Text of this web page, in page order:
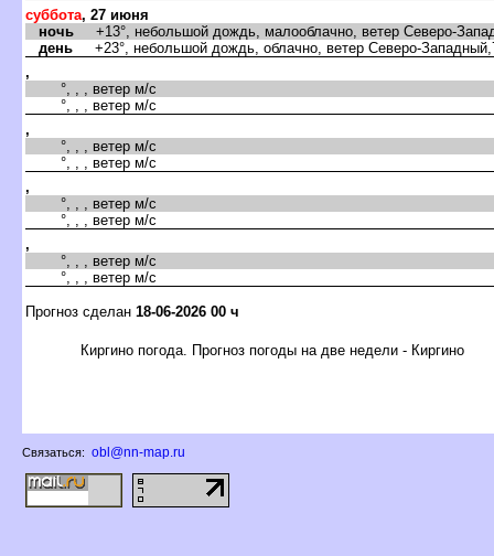
суббота, 27 июня
ночь +13°, небольшой дождь, малооблачно, ветер Северо-
день +23°, небольшой дождь, облачно, ветер Северо-
,
°, , , ветер м/с
°, , , ветер м/с
,
°, , , ветер м/с
°, , , ветер м/с
,
°, , , ветер м/с
°, , , ветер м/с
,
°, , , ветер м/с
°, , , ветер м/с
Прогноз сделан 18-06-2026 00 ч
Киргино погода. Прогноз погоды на две недели - Киргино
Связаться: obl@nn-map.ru